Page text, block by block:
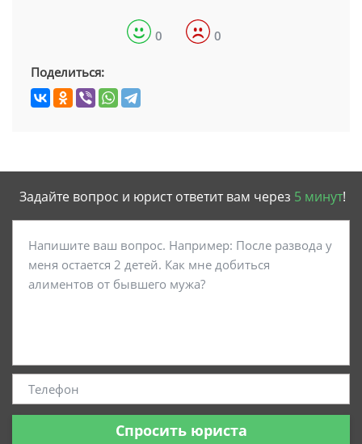
0 0
Поделиться:
Задайте вопрос и юрист ответит вам через 5 минут!
Спросить юриста